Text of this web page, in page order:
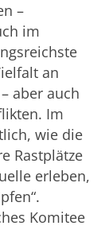
–
im
an
aber auch
Im
wie die
Rastplätze
erleben,
Komitee